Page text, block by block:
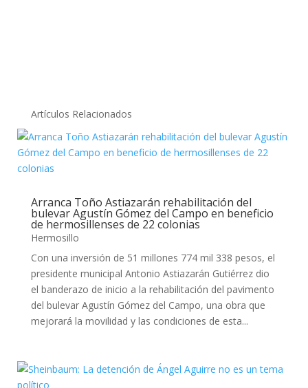
Artículos Relacionados
Arranca Toño Astiazarán rehabilitación del
bulevar Agustín Gómez del Campo en beneficio
de hermosillenses de 22 colonias
Hermosillo
Con una inversión de 51 millones 774 mil 338 pesos, el
presidente municipal Antonio Astiazarán Gutiérrez dio
el banderazo de inicio a la rehabilitación del pavimento
del bulevar Agustín Gómez del Campo, una obra que
mejorará la movilidad y las condiciones de esta...